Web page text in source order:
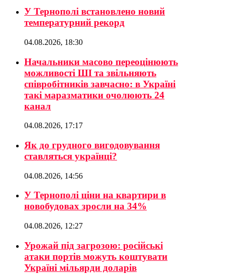
У Тернополі встановлено новий
температурний рекорд
04.08.2026, 18:30
Начальники масово переоцінюють
можливості ШІ та звільняють
співробітників завчасно: в Україні
такі маразматики очолюють 24
канал
04.08.2026, 17:17
Як до грудного вигодовування
ставляться українці?
04.08.2026, 14:56
У Тернополі ціни на квартири в
новобудовах зросли на 34%
04.08.2026, 12:27
Урожай під загрозою: російські
атаки портів можуть коштувати
Україні мільярди доларів